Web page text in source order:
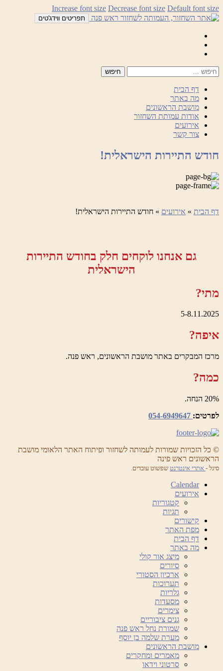
לדלג
לתוכן
Increase font size Decrease font size Default font size
תפריטים ווידג'טים
דף הבית
מה באתר
מושבת הראשונים
אודות עמותת השחזור
אירועים
צור קשר
חודש התיירות הישראלית!
דף הבית » אירועים » חודש התיירות הישראלית!
גם אנחנו לוקחים חלק בחודש התיירות
הישראלית
מתי?
5-8.11.2025
איפה?
מרכז המבקרים באתר מושבת הראשונים, ראש פנה.
כמה?
20% הנחה.
לפרטים:
© כל הזכויות שמורות לעמותה לשחזור ופיתוח האתר הלאומי מושבת
הראשונים ראש פינה
סיגל - אתרי אינטרנט שפשוט עובדים.
Calendar
אירועים
קטגוריות
תגיות
קישורים
מפת האתר
דף הבית
מה באתר
מיצג אור קולי
סיורים
ארכיון הסטורי
תערוכות
גלריות
מסעדות
צימרים
גנים ציבוריים
שמורת נחל ראש פנה
מערת שלמה בן יוסף
מושבת הראשונים
מאמרים ומחקרים
סרטוני וידאו